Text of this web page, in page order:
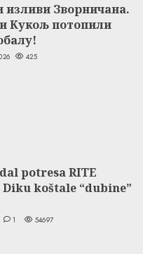
изливи Зворничана.
Кукољ потопили
425
potresa RITE
koštale “dubine”
1 54697